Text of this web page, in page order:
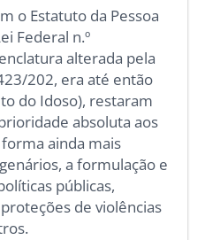
o Estatuto da Pessoa
Federal n.º
alterada pela
202, era até então
do Idoso), restaram
absoluta aos
ainda mais
a formulação e
públicas,
de violências